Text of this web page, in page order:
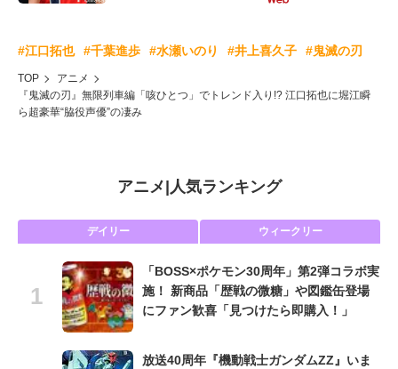
#江口拓也 #千葉進歩 #水瀬いのり #井上喜久子 #鬼滅の刃
TOP
アニメ
『鬼滅の刃』無限列車編「咳ひとつ」でトレンド入り!? 江口拓也に堀江瞬
ら超豪華“脇役声優”の凄み
アニメ 人気ランキング
デイリー ウィークリー
「BOSS×ポケモン30周年」第2弾コラボ実
施！ 新商品「歴戦の微糖」や図鑑缶登場
にファン歓喜「見つけたら即購入！」
放送40周年『機動戦士ガンダムZZ』いま